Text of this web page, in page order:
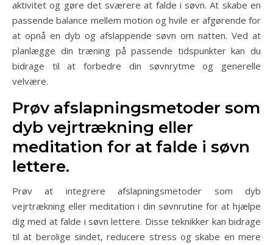
aktivitet og gøre det sværere at falde i søvn. At skabe en
passende balance mellem motion og hvile er afgørende for
at opnå en dyb og afslappende søvn om natten. Ved at
planlægge din træning på passende tidspunkter kan du
bidrage til at forbedre din søvnrytme og generelle
velvære.
Prøv afslapningsmetoder som
dyb vejrtrækning eller
meditation for at falde i søvn
lettere.
Prøv at integrere afslapningsmetoder som dyb
vejrtrækning eller meditation i din søvnrutine for at hjælpe
dig med at falde i søvn lettere. Disse teknikker kan bidrage
til at berolige sindet, reducere stress og skabe en mere